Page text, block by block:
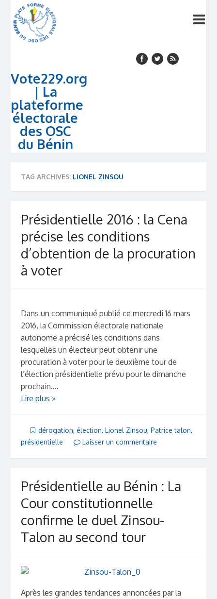
Vote229.org
| La
plateforme
électorale
des OSC
du Bénin
TAG ARCHIVES: LIONEL ZINSOU
Présidentielle 2016 : la Cena
précise les conditions
d’obtention de la procuration
à voter
Dans un communiqué publié ce mercredi 16 mars
2016, la Commission électorale nationale
autonome a précisé les conditions dans
lesquelles un électeur peut obtenir une
procuration à voter pour le deuxième tour de
l’élection présidentielle prévu pour le dimanche
prochain....
Lire plus »
dérogation, élection, Lionel Zinsou, Patrice talon,
présidentielle
Laisser un commentaire
Présidentielle au Bénin : La
Cour constitutionnelle
confirme le duel Zinsou-
Talon au second tour
Après les grandes tendances annoncées par la